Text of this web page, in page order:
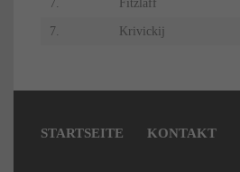
7. Fitzlaff
7. Krivickij
STARTSEITE KONTAKT